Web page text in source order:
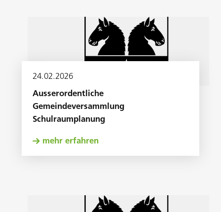
24.02.2026
Ausserordentliche
Gemeindeversammlung
Schulraumplanung
mehr erfahren